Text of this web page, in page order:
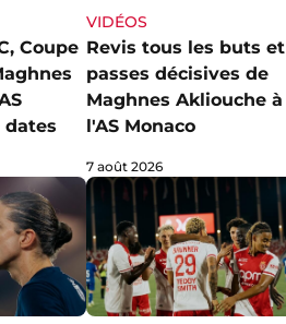
Coupe
dates
VIDÉOS
Revis tous les buts et
passes décisives de
Maghnes Akliouche à
l'AS Monaco
7 août 2026